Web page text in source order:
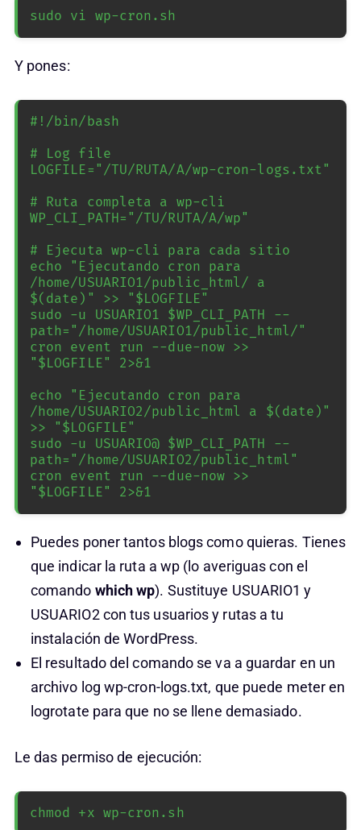
sudo vi wp-cron.sh
Y pones:
#!/bin/bash
# Log file
LOGFILE="/TU/RUTA/A/wp-cron-logs.txt"
# Ruta completa a wp-cli
WP_CLI_PATH="/TU/RUTA/A/wp"
# Ejecuta wp-cli para cada sitio
echo "Ejecutando cron para
/home/USUARIO1/public_html/ a
$(date)" >> "$LOGFILE"
sudo -u USUARIO1 $WP_CLI_PATH --
path="/home/USUARIO1/public_html/"
cron event run --due-now >>
"$LOGFILE" 2>&1
echo "Ejecutando cron para
/home/USUARIO2/public_html a $(date)"
>> "$LOGFILE"
sudo -u USUARIO@ $WP_CLI_PATH --
path="/home/USUARIO2/public_html"
cron event run --due-now >>
"$LOGFILE" 2>&1
Puedes poner tantos blogs como quieras. Tienes
que indicar la ruta a wp (lo averiguas con el
comando which wp). Sustituye USUARIO1 y
USUARIO2 con tus usuarios y rutas a tu
instalación de WordPress.
El resultado del comando se va a guardar en un
archivo log wp-cron-logs.txt, que puede meter en
logrotate para que no se llene demasiado.
Le das permiso de ejecución:
chmod +x wp-cron.sh